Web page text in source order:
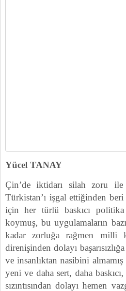
Yücel TANAY
Çin’de iktidarı silah zoru
Türkistan’ı işgal ettiğinden
için her türlü baskıcı
koymuş, bu uygulamaların
kadar zorluğa rağmen milli
direnişinden dolayı
ve insanlıktan nasibini
yeni ve daha sert, daha
sızıntısından dolayı hemen